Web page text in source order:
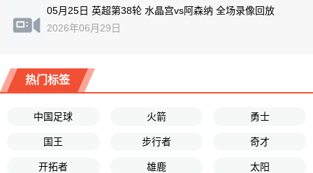
05月25日 英超第38轮 水晶宫vs阿森纳 全场录像回放
2026年06月29日
热门标签
中国足球 火箭 勇士
国王 步行者 奇才
开拓者 雄鹿 太阳